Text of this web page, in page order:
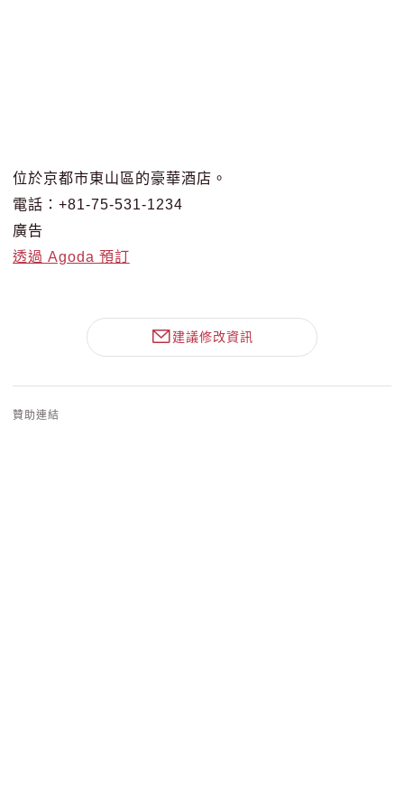
位於京都市東山區的豪華酒店。
電話：+81-75-531-1234
廣告
透過 Agoda 預訂
建議修改資訊
贊助連結